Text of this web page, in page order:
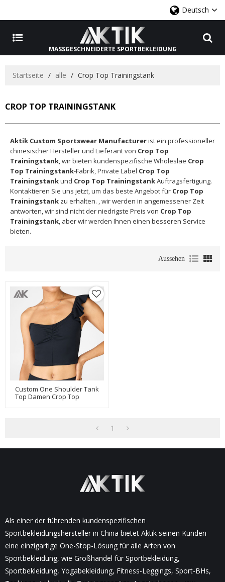
Deutsch
MASSGESCHNEIDERTE SPORTBEKLEIDUNG
Startseite / alle / Crop Top Trainingstank
CROP TOP TRAININGSTANK
Aktik Custom Sportswear Manufacturerist ein professioneller
chinesischer Hersteller und Lieferant von Crop Top
Trainingstank, wir bieten kundenspezifische Wholeslae Crop
Top Trainingstank-Fabrik, Private Label Crop Top
Trainingstankund Crop Top TrainingstankAuftragsfertigung.
Kontaktieren Sie uns jetzt, um das beste Angebot für Crop Top
Trainingstank zu erhalten. , wir werden in angemessener Zeit
antworten, wir sind nicht der niedrigste Preis von Crop Top
Trainingstank, aber wir werden Ihnen einen besseren Service
bieten.
Aussehen
Custom One Shoulder Tank
Top Damen Crop Top
1
Als einer der führenden kundenspezifischen
Sportbekleidungshersteller in China bietet Aktik seinen Kunden
eine einzigartige One-Stop-Lösung für alle Arten von
Sportbekleidung, wie Großhandel für Sportbekleidung,
Sportbekleidung, Yogabekleidung, Fitness-Leggings, Sport-BHs,